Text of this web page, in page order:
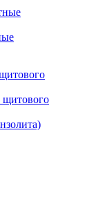
щитового